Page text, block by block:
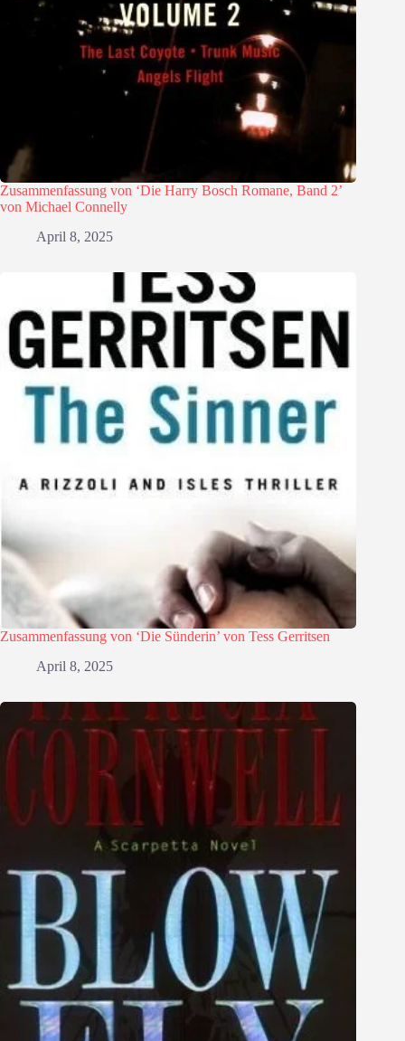
Zusammenfassung von ‘Die Harry Bosch Romane, Band 2’
von Michael Connelly
April 8, 2025
Zusammenfassung von ‘Die Sünderin’ von Tess Gerritsen
April 8, 2025